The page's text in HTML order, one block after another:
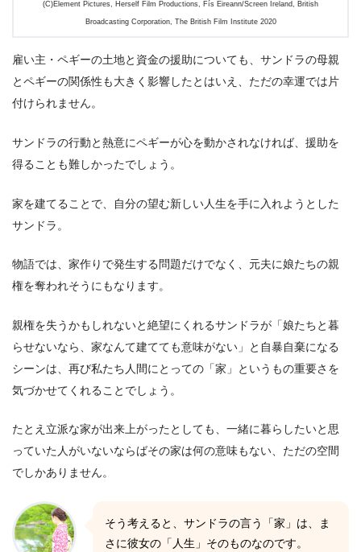
(C)Element Pictures, Herself Film Productions, Fís Eireann/Screen Ireland, British
Broadcasting Corporation, The British Film Institute 2020
雇い主・ペギーの土地と資金の援助についても、サンドラの母親
とペギーの関係性も大きく影響したとはいえ、ただの幸運では片
付けられません。
サンドラの行動と熱意にペギーが心を動かされなければ、援助を
得ることも難しかったでしょう。
家を建てることで、自分の望む新しい人生を手に入れようとした
サンドラ。
物語では、家作りで発生する問題だけでなく、元夫に娘たちの親
権を奪われそうにもなります。
親権を失うかもしれないと絶望にくれるサンドラが「娘たちと暮
らせないなら、家なんて建てても意味がない」と自暴自棄になる
シーンは、再び私たち人間にとっての「家」というもの重要さを
気づかせてくれることでしょう。
たとえ立派な家が出来上がったとしても、一緒に暮らしたいと思
っていた人がいないならばその家は何の意味もない、ただの空間
でしかありません。
そう考えると、サンドラの言う「家」は、ま
さに彼女の「人生」そのものなのです。